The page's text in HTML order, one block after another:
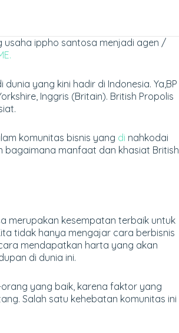
usaha ippho santosa menjadi agen /
yang kini hadir di Indonesia. Ya,BP
Inggris (Britain). British Propolis
komunitas bisnis yang di nahkodai
bagaimana manfaat dan khasiat British
merupakan kesempatan terbaik untuk
tidak hanya mengajar cara berbisnis
mendapatkan harta yang akan
di dunia ini.
yang baik, karena faktor yang
Salah satu kehebatan komunitas ini